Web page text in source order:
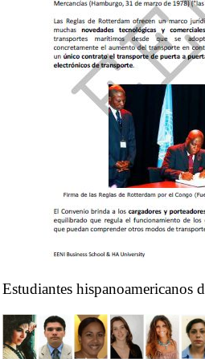
Transporte, Logística y
Organización Mundial del
Acuerdo General
servicios (AGCS)
Acuerdo
Acuerdo Medidas
Acuerdo Inspección
Acuerdo
Acuerdo
Organización Mundial de
Convenio de Kyoto
Acuerdo sobre
(ATIT ALADI)
Estudiantes hispanoamericanos